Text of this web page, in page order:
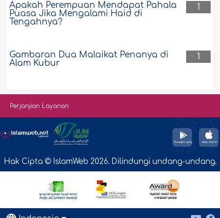
1
Apakah Perempuan Mendapat Pahala
Puasa Jika Mengalami Haid di
Tengahnya?
1
Gambaran Dua Malaikat Penanya di
Alam Kubur
Perjanjian Layanan
Hak Cipta © IslamWeb 2026. Dilindungi undang-undang.